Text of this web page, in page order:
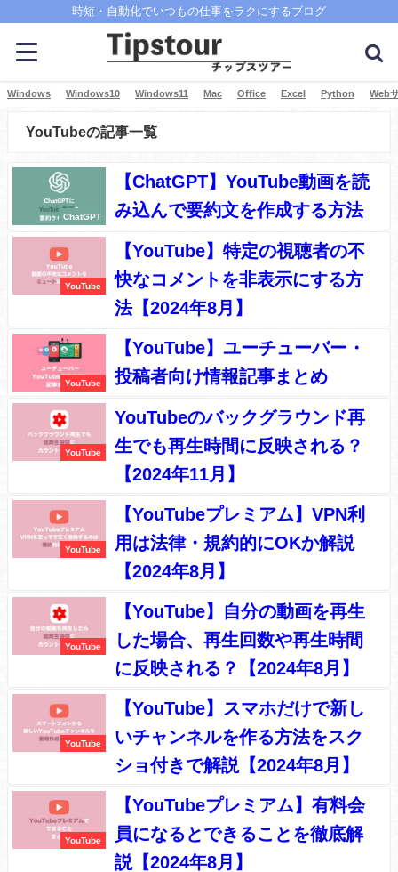
時短・自動化でいつもの仕事をラクにするブログ
Windows Windows10 Windows11 Mac Office Excel Python Web
YouTubeの記事一覧
ChatGPT
【ChatGPT】YouTube動画を読
み込んで要約文を作成する方法
YouTube
【YouTube】特定の視聴者の不
快なコメントを非表示にする方
法【2024年8月】
YouTube
【YouTube】ユーチューバー・
投稿者向け情報記事まとめ
YouTube
YouTubeのバックグラウンド再
生でも再生時間に反映される？
【2024年11月】
YouTube
【YouTubeプレミアム】VPN利
用は法律・規約的にOKか解説
【2024年8月】
YouTube
【YouTube】自分の動画を再生
した場合、再生回数や再生時間
に反映される？【2024年8月】
YouTube
【YouTube】スマホだけで新し
いチャンネルを作る方法をスク
ショ付きで解説【2024年8月】
YouTube
【YouTubeプレミアム】有料会
員になるとできることを徹底解
説【2024年8月】